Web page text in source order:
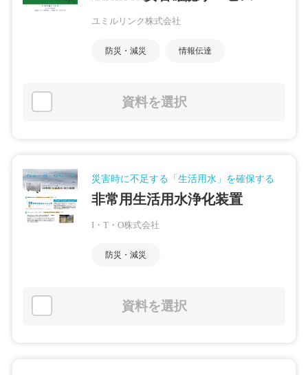
ユミルリンク株式会社
防災・減災 情報伝達
資料を選択
災害時に不足する「生活用水」を確保する
非常用生活用水浄化装置
I・T・O株式会社
防災・減災
資料を選択